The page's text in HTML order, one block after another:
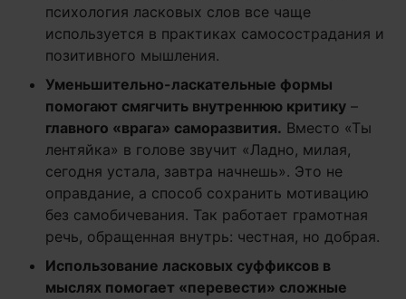
психология ласковых слов все чаще
используется в практиках самосострадания и
позитивного мышления.
Уменьшительно-ласкательные формы
помогают смягчить внутреннюю критику –
главного «врага» саморазвития. Вместо «Ты
лентяйка» в голове звучит «Ладно, милая,
сегодня устала, завтра начнешь». Это не
оправдание, а способ сохранить мотивацию
без самобичевания. Так работает грамотная
речь, обращенная внутрь: честная, но добрая.
Использование ласковых суффиксов в
мыслях помогает «перевести» сложные